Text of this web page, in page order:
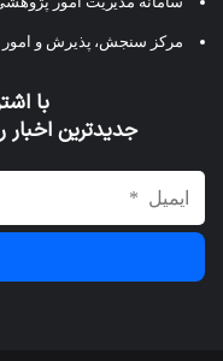
مرکز سنجش، پذیرش و امور
با
جدیدترین اخبار